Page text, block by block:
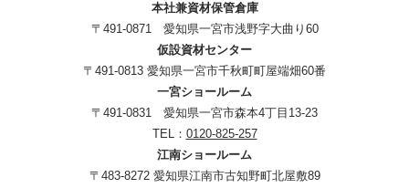
本社兼資材保管倉庫
〒491-0871 愛知県一宮市浅野字大曲り60
仮設資材センター
〒491-0813 愛知県一宮市千秋町町屋端畑60番
一宮ショールーム
〒491-0831 愛知県一宮市森本4丁目13-23
TEL： 0120-825-257
江南ショールーム
〒483-8272 愛知県江南市古知野町北屋敷89